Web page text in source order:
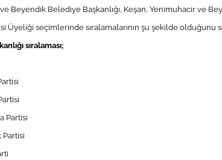
Beyendik Belediye Başkanlığı, Keşan, Yenimuhacir ve
Üyeliği seçimlerinde sıralamalarının şu şekilde olduğunu
sıralaması;
Partisi
Partisi